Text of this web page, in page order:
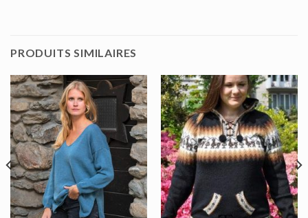
PRODUITS SIMILAIRES